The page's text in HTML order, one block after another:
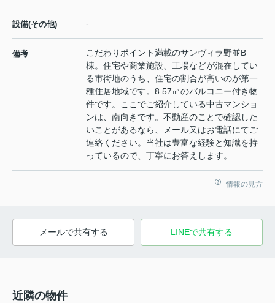
設備(その他) -
備考
こだわりポイント満載のサンヴィラ野並B
棟。住宅や商業施設、工場などが混在してい
る市街地のうち、住宅の割合が高いのが第一
種住居地域です。8.57㎡のバルコニー付き物
件です。ここでご紹介している中古マンショ
ンは、南向きです。不動産のことで確認した
いことがあるなら、メール又はお電話にてご
連絡ください。当社は豊富な経験と知識を持
っているので、丁寧にお答えします。
情報の見方
メールで共有する LINEで共有する
近隣の物件